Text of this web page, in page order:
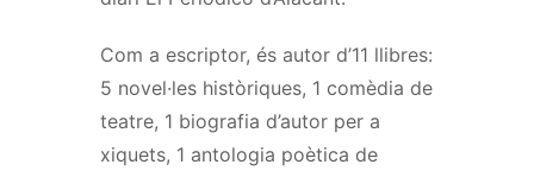
Com a escriptor, és autor d’11 llibres:
5 novel·les històriques, 1 comèdia de
teatre, 1 biografia d’autor per a
xiquets, 1 antologia poètica de